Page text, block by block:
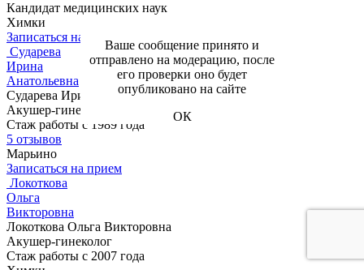
Кандидат медицинских наук
Химки
Записаться на прием
Сударева
Ирина
Анатольевна
Сударева Ирина Анатольевна
Акушер-гинеколог
Стаж работы с 1989 года
5 отзывов
Марьино
Записаться на прием
Локоткова
Ольга
Викторовна
Локоткова Ольга Викторовна
Акушер-гинеколог
Стаж работы с 2007 года
Ваше сообщение принято и
отправлено на модерацию, после
его проверки оно будет
опубликовано на сайте
ОК